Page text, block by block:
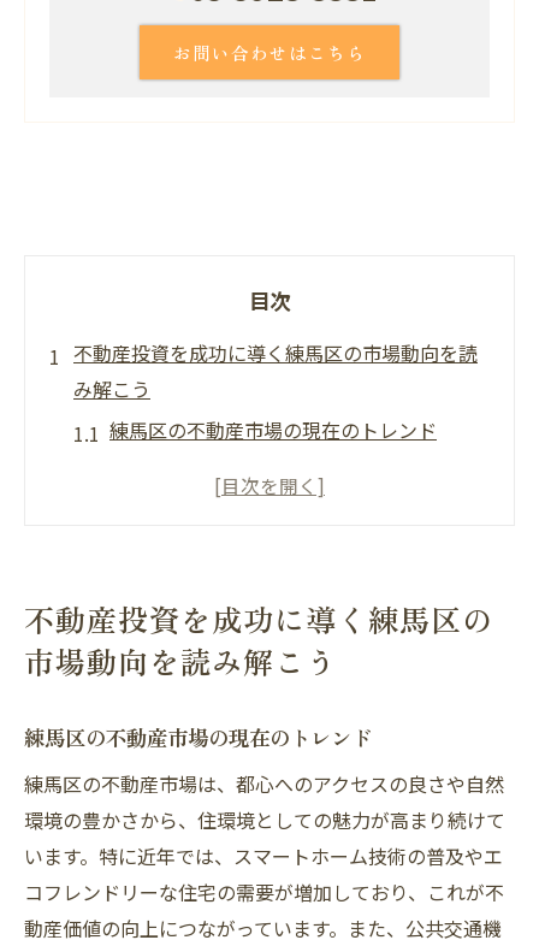
お問い合わせはこちら
目次
不動産投資を成功に導く練馬区の市場動向を読
み解こう
練馬区の不動産市場の現在のトレンド
地域特性を活かした投資のチャンス
練馬区での不動産投資のメリットとデメリ
ット
秘訣
高利回り物件の特徴と選び方
周辺環境と交通アクセスの重要性
投資対象不動産の評価基準
賃貸需要が高いエリアの特定方法
不動産投資を成功に導く練馬区の
市場動向を読み解こう
練馬区の不動産市場の現在のトレンド
練馬区の不動産市場は、都心へのアクセスの良さや自然
環境の豊かさから、住環境としての魅力が高まり続けて
います。特に近年では、スマートホーム技術の普及やエ
コフレンドリーな住宅の需要が増加しており、これが不
動産価値の向上につながっています。また、公共交通機